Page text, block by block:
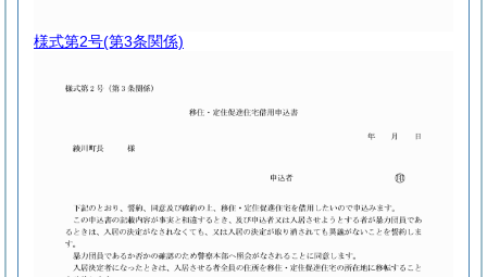
様式第2号(第3条関係)